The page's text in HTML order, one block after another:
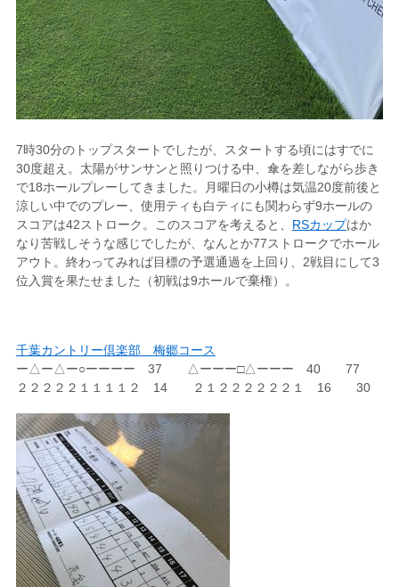
7時30分のトップスタートでしたが、スタートする頃にはすでに
30度超え。太陽がサンサンと照りつける中、傘を差しながら歩き
で18ホールプレーしてきました。月曜日の小樽は気温20度前後と
涼しい中でのプレー、使用ティも白ティにも関わらず9ホールの
スコアは42ストローク。このスコアを考えると、 RSカップはか
なり苦戦しそうな感じでしたが、なんとか77ストロークでホール
アウト。終わってみれば目標の予選通過を上回り、2戦目にして3
位入賞を果たせました（初戦は9ホールで棄権）。
千葉カントリー倶楽部 梅郷コース
ー△ー△ー○ーーーー 37 △ーーー□△ーーー 40 77
２２２２２１１１１２ 14 ２１２２２２２２１ 16 30